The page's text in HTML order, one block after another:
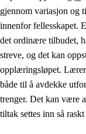
gjennom variasjon og
innenfor fellesskapet.
det ordinære tilbudet,
streve, og det kan
opplæringsløpet.
både til å avdekke
trenger. Det kan være
tiltak settes inn så